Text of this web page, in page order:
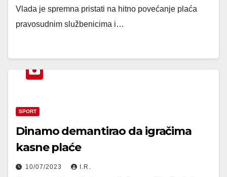
Vlada je spremna pristati na hitno povećanje plaća
pravosudnim službenicima i…
SPORT
Dinamo demantirao da igračima
kasne plaće
10/07/2023 I.R.